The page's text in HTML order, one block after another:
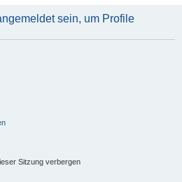
sein, um Profile
Sitzung verbergen